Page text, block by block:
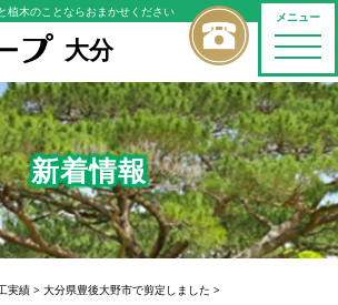
メニュー
toggle
植木のことならおまかせください
大分
新着情報
実績> 大分県豊後大野市で剪定しました >